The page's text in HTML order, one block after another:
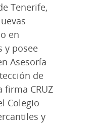
Tenerife,
en
y posee
Asesoría
de
firma CRUZ
Colegio
y